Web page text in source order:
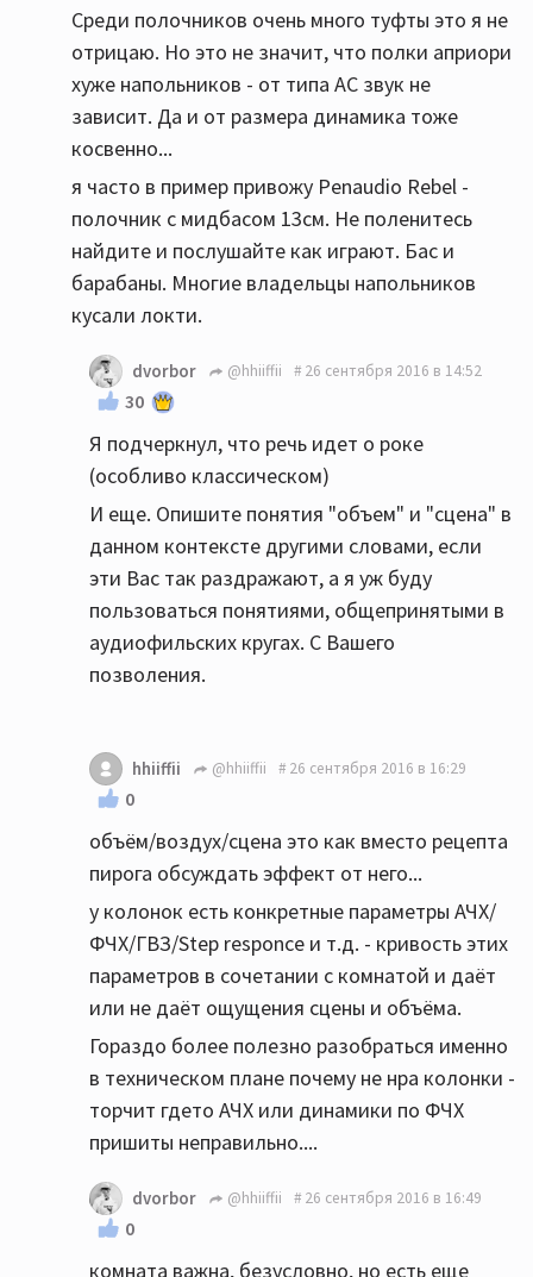
Среди полочников очень много туфты это я не
отрицаю. Но это не значит, что полки априори
хуже напольников - от типа АС звук не
зависит. Да и от размера динамика тоже
косвенно...
я часто в пример привожу Penaudio Rebel -
полочник с мидбасом 13см. Не поленитесь
найдите и послушайте как играют. Бас и
барабаны. Многие владельцы напольников
кусали локти.
dvorbor @hhiiffii 26 сентября 2016 в 14:52
30
Я подчеркнул, что речь идет о роке
(особливо классическом)
И еще. Опишите понятия "объем" и "сцена" в
данном контексте другими словами, если
эти Вас так раздражают, а я уж буду
пользоваться понятиями, общепринятыми в
аудиофильских кругах. С Вашего
позволения.
hhiiffii @hhiiffii 26 сентября 2016 в 16:29
0
объём/воздух/сцена это как вместо рецепта
пирога обсуждать эффект от него...
у колонок есть конкретные параметры АЧХ/
ФЧХ/ГВЗ/Step responce и т.д. - кривость этих
параметров в сочетании с комнатой и даёт
или не даёт ощущения сцены и объёма.
Гораздо более полезно разобраться именно
в техническом плане почему не нра колонки -
торчит гдето АЧХ или динамики по ФЧХ
пришиты неправильно....
dvorbor @hhiiffii 26 сентября 2016 в 16:49
0
комната важна, безусловно, но есть еще